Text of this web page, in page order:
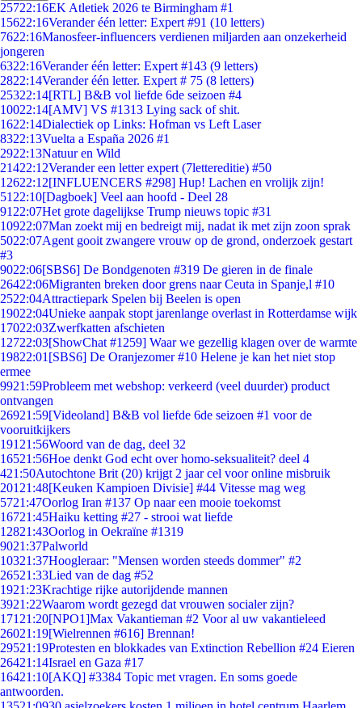
25722:16EK Atletiek 2026 te Birmingham #1
15622:16Verander één letter: Expert #91 (10 letters)
7622:16Manosfeer-influencers verdienen miljarden aan onzekerheid
jongeren
6322:16Verander één letter: Expert #143 (9 letters)
2822:14Verander één letter. Expert # 75 (8 letters)
25322:14[RTL] B&B vol liefde 6de seizoen #4
10022:14[AMV] VS #1313 Lying sack of shit.
1622:14Dialectiek op Links: Hofman vs Left Laser
8322:13Vuelta a España 2026 #1
2922:13Natuur en Wild
21422:12Verander een letter expert (7lettereditie) #50
12622:12[INFLUENCERS #298] Hup! Lachen en vrolijk zijn!
51 22:10[Dagboek] Veel aan hoofd - Deel 28
91 22:07Het grote dagelijkse Trump nieuws topic #31
10922:07Man zoekt mij en bedreigt mij, nadat ik met zijn zoon sprak
5022:07Agent gooit zwangere vrouw op de grond, onderzoek gestart
#3
9022:06[SBS6] De Bondgenoten #319 De gieren in de finale
26422:06Migranten breken door grens naar Ceuta in Spanje,l #10
2522:04Attractiepark Spelen bij Beelen is open
19022:04Unieke aanpak stopt jarenlange overlast in Rotterdamse wijk
17022:03Zwerfkatten afschieten
12722:03[ShowChat #1259] Waar we gezellig klagen over de warmte
19822:01 [SBS6] De Oranjezomer #10 Helene je kan het niet stop
ermee
9921:59Probleem met webshop: verkeerd (veel duurder) product
ontvangen
26921:59[Videoland] B&B vol liefde 6de seizoen #1 voor de
vooruitkijkers
191 21:56Woord van de dag, deel 32
16521:56Hoe denkt God echt over homo-seksualiteit? deel 4
421:50Autochtone Brit (20) krijgt 2 jaar cel voor online misbruik
201 21:48[Keuken Kampioen Divisie] #44 Vitesse mag weg
5721:47Oorlog Iran #137 Op naar een mooie toekomst
16721:45Haiku ketting #27 - strooi wat liefde
12821:43Oorlog in Oekraïne #1319
9021:37Palworld
10321:37Hoogleraar: "Mensen worden steeds dommer" #2
26521:33Lied van de dag #52
1921:23Krachtige rijke autorijdende mannen
3921:22Waarom wordt gezegd dat vrouwen socialer zijn?
171 21:20[NPO1]Max Vakantieman #2 Voor al uw vakantieleed
26021:19[Wielrennen #616] Brennan!
29521:19Protesten en blokkades van Extinction Rebellion #24 Eieren
26421:14Israel en Gaza #17
16421:10[AKQ] #3384 Topic met vragen. En soms goede
antwoorden.